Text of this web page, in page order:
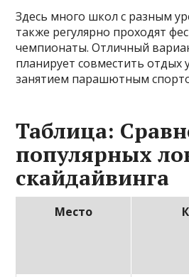
Здесь много школ с разным
также регулярно проходят
чемпионаты. Отличный
планирует совместить отдых
занятием парашютным
Таблица:
популярных
скайдайвинга
Место